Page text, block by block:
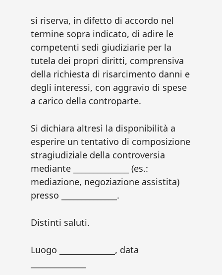
si riserva, in difetto di accordo nel
termine sopra indicato, di adire le
competenti sedi giudiziarie per la
tutela dei propri diritti, comprensiva
della richiesta di risarcimento danni e
degli interessi, con aggravio di spese
a carico della controparte.
Si dichiara altresì la disponibilità a
esperire un tentativo di composizione
stragiudiziale della controversia
mediante ______________ (es.:
mediazione, negoziazione assistita)
presso ______________.
Distinti saluti.
Luogo ______________, data